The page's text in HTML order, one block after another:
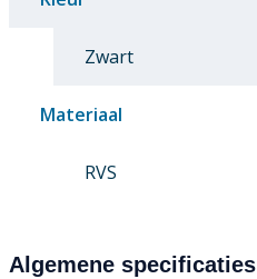
Zwart
Materiaal
RVS
Algemene specificaties